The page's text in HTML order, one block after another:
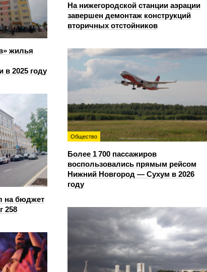
На нижегородской станции аэрации
завершен демонтаж конструкций
вторичных отстойников
жилья
в 2025 году
Общество
Более 1 700 пассажиров
воспользовались прямым рейсом
Нижний Новгород — Сухум в 2026
году
на бюджет
258